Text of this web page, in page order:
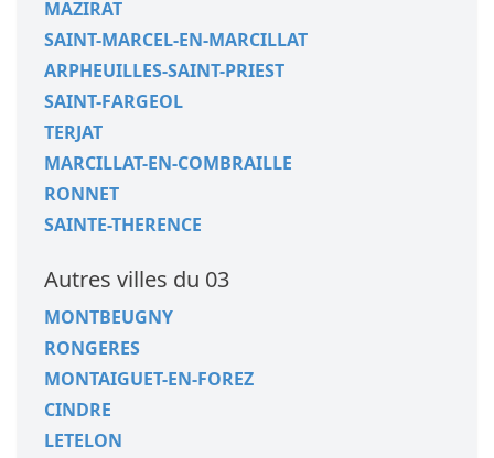
MAZIRAT
SAINT-MARCEL-EN-MARCILLAT
ARPHEUILLES-SAINT-PRIEST
SAINT-FARGEOL
TERJAT
MARCILLAT-EN-COMBRAILLE
RONNET
SAINTE-THERENCE
Autres villes du 03
MONTBEUGNY
RONGERES
MONTAIGUET-EN-FOREZ
CINDRE
LETELON